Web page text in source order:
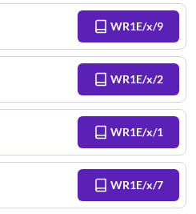
WR1E/x/9
WR1E/x/2
WR1E/x/1
WR1E/x/7